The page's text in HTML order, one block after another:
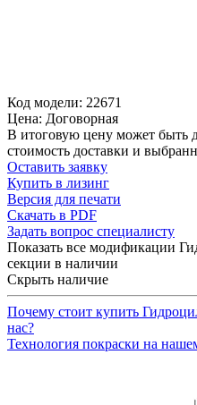
Код модели: 22671
Цена: Договорная
В итоговую цену может быть
стоимость доставки и
Оставить заявку
Купить в лизинг
Версия для печати
Скачать в PDF
Задать вопрос специалисту
Показать все модификации
секции в наличии
Скрыть наличие
Почему стоит купить
нас?
Технология покраски на